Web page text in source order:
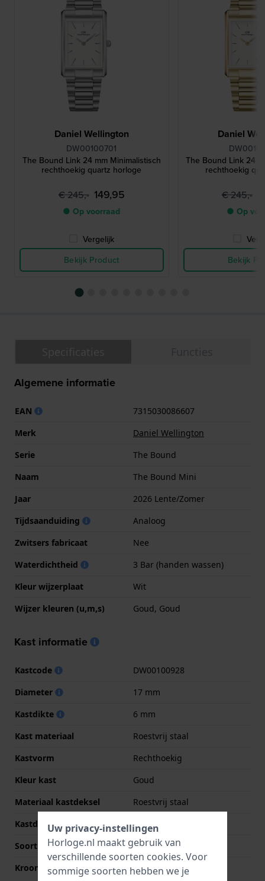
Daniel Wellington
DW00100701
The Bound Link 24 mm Minimalistisch
rechthoekig quartz horloge
€ 245,- 149,95
● Op voorraad
Vergelijk
Bekijk Product
Daniel
The Bound Link 24
rechthoekig
€ 245,-
● Op
Bekijk
Algemene informatie
EAN
7315030086607
Merk
Daniel Wellington
Serie
The Bound
Naam
The Bound Mini
Jaar
2026 Lente/Zomer
Tijdsaanduiding
Analoog
Zwitsers fabricaat
Nee
Waterdichtheid
3 Bar (handen wassen)
Kleur wijzerplaat
Wit
Wijzer kleuren (u,m,s)
Goud, Goud
Kast informatie
Kastcode
DW00100928
Diameter
17 mm
Kastdikte
6 mm
Kast materiaal
Roestvrij staal
Kastvorm
Rechthoekig
Kleur kast
Goud
Materiaal kastdeksel
Roestvrij staal
Kastdeksel
Klikkast
Soort glas
Mineraal
Kroon
Trek kroon
Uw privacy-instellingen
Horloge.nl maakt gebruik van
verschillende soorten cookies. Voor
sommige soorten hebben we je